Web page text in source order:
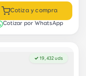
Cotiza y compra
Cotizar por WhatsApp
✓ 19,432 uds